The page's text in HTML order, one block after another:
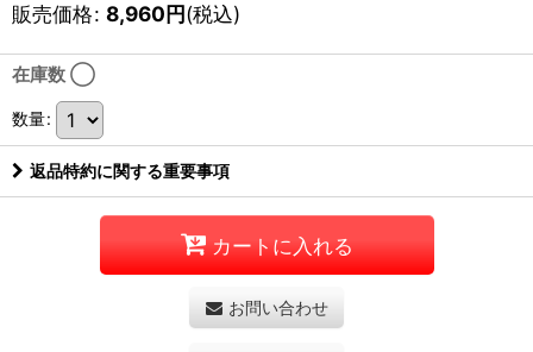
販売価格: 8,960円(税込)
在庫数 ◯
数量:
返品特約に関する重要事項
カートに入れる
お問い合わせ